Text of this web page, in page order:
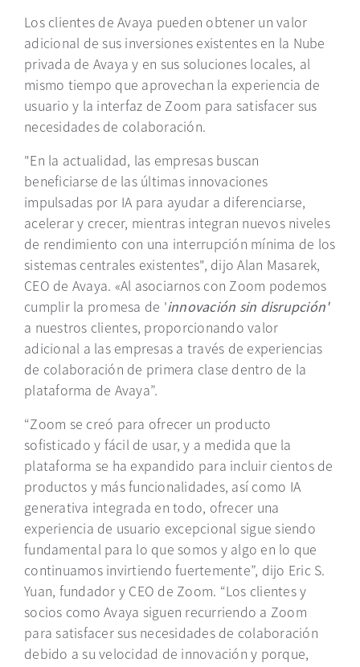
Los clientes de Avaya pueden obtener un valor
adicional de sus inversiones existentes en la Nube
privada de Avaya y en sus soluciones locales, al
mismo tiempo que aprovechan la experiencia de
usuario y la interfaz de Zoom para satisfacer sus
necesidades de colaboración.
"En la actualidad, las empresas buscan
beneficiarse de las últimas innovaciones
impulsadas por IA para ayudar a diferenciarse,
acelerar y crecer, mientras integran nuevos niveles
de rendimiento con una interrupción mínima de los
sistemas centrales existentes", dijo Alan Masarek,
CEO de Avaya. «Al asociarnos con Zoom podemos
cumplir la promesa de 'innovación sin disrupción'
a nuestros clientes, proporcionando valor
adicional a las empresas a través de experiencias
de colaboración de primera clase dentro de la
plataforma de Avaya”.
“Zoom se creó para ofrecer un producto
sofisticado y fácil de usar, y a medida que la
plataforma se ha expandido para incluir cientos de
productos y más funcionalidades, así como IA
generativa integrada en todo, ofrecer una
experiencia de usuario excepcional sigue siendo
fundamental para lo que somos y algo en lo que
continuamos invirtiendo fuertemente”, dijo Eric S.
Yuan, fundador y CEO de Zoom. “Los clientes y
socios como Avaya siguen recurriendo a Zoom
para satisfacer sus necesidades de colaboración
debido a su velocidad de innovación y porque,